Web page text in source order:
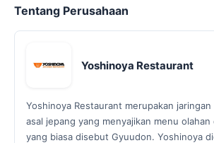
Tentang Perusahaan
Yoshinoya Restaurant
Yoshinoya Restaurant merupakan jaringan
asal jepang yang menyajikan menu olahan
yang biasa disebut Gyuudon. Yoshinoya